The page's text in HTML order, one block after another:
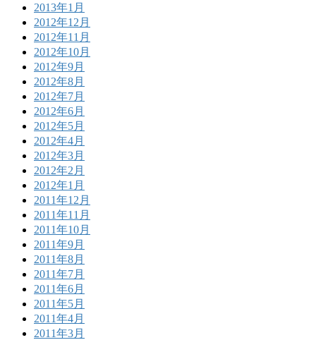
2013年1月
2012年12月
2012年11月
2012年10月
2012年9月
2012年8月
2012年7月
2012年6月
2012年5月
2012年4月
2012年3月
2012年2月
2012年1月
2011年12月
2011年11月
2011年10月
2011年9月
2011年8月
2011年7月
2011年6月
2011年5月
2011年4月
2011年3月